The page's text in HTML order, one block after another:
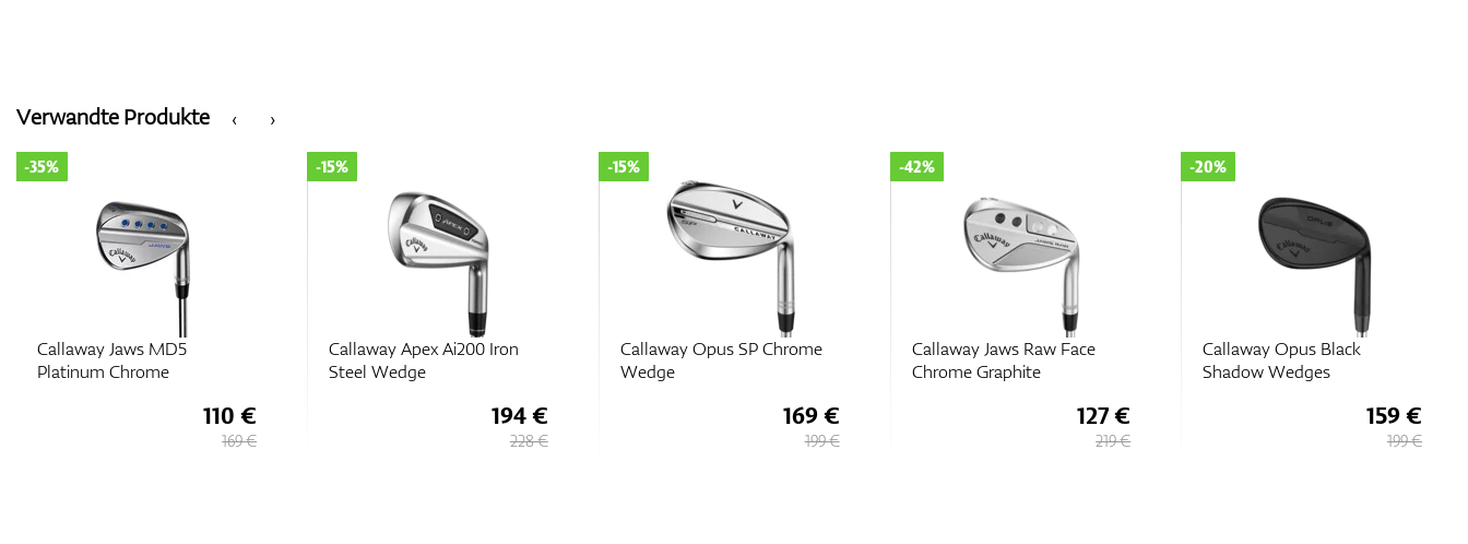
‹
Verwandte Produkte ›
Callaway Jaws MD5
Platinum Chrome
-35%
110 €
169 €
Callaway Apex Ai200 Iron
Steel Wedge
-15%
194 €
228 €
Callaway Opus SP Chrome
Wedge
-15%
169 €
199 €
Callaway Jaws Raw Face
Chrome Graphite
-42%
127 €
219 €
Callaway Opus Black
Shadow Wedges
-20%
159 €
199 €